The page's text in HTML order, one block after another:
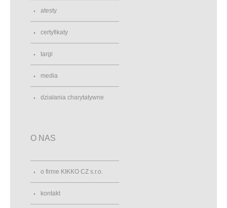
atesty
certyfikaty
targi
media
działania charytatywne
O NAS
o firme KIKKO CZ s.r.o.
kontakt